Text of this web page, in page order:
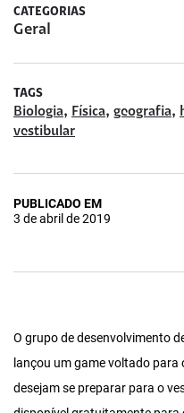
CATEGORIAS
Geral
TAGS
Biologia, Física, geografia,
vestibular
PUBLICADO EM
3 de abril de 2019
O grupo de desenvolvimento
lançou um game voltado
desejam se preparar para o